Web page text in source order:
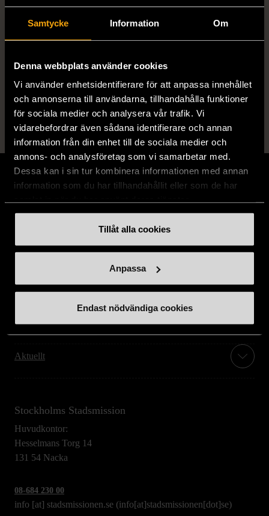
Samtycke Information Om
Denna webbplats använder cookies
Vi använder enhetsidentifierare för att anpassa innehållet
och annonserna till användarna, tillhandahålla funktioner
för sociala medier och analysera vår trafik. Vi
vidarebefordrar även sådana identifierare och annan
information från din enhet till de sociala medier och
annons- och analysföretag som vi samarbetar med.
Dessa kan i sin tur kombinera informationen med annan
information som du har tillhandahållit eller som de har
Tillåt alla cookies
Anpassa
Endast nödvändiga cookies
Skick Gott skick
Produkten har använts men är av fin
kvalitet, det kan förekomma mindre
Läs mer om hur vi bedömer
Hitta till oss
Handla second hand online
Om oss
Aktuellt
Stockholms Stadsmission
Huvudkontor:
Hesselmans Torg 14
131 54 Nacka
08-684 230 00
info [at] stadsmissionen.se (info[at]stadsmissionen[dot]se)